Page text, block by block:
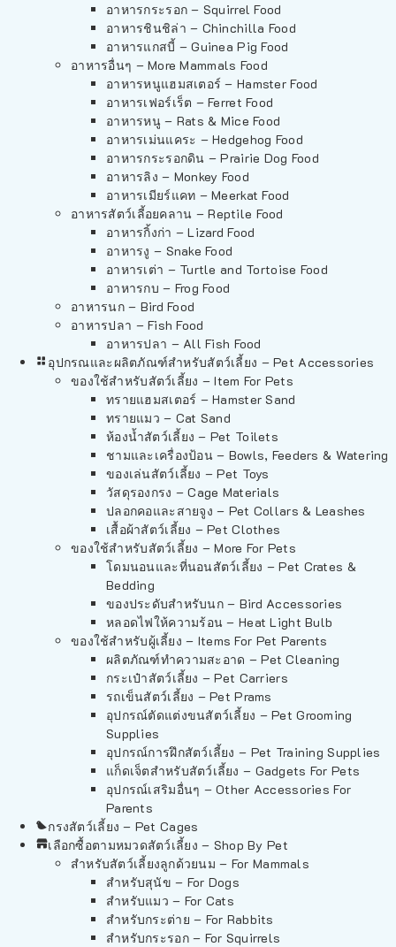
อาหารกระรอก – Squirrel Food
อาหารชินชิล่า – Chinchilla Food
อาหารแกสบี้ – Guinea Pig Food
อาหารอื่นๆ – More Mammals Food
อาหารหนูแฮมสเตอร์ – Hamster Food
อาหารเฟอร์เร็ต – Ferret Food
อาหารหนู – Rats & Mice Food
อาหารเม่นแคระ – Hedgehog Food
อาหารกระรอกดิน – Prairie Dog Food
อาหารลิง – Monkey Food
อาหารเมียร์แคท – Meerkat Food
อาหารสัตว์เลี้อยคลาน – Reptile Food
อาหารกิ้งก่า – Lizard Food
อาหารงู – Snake Food
อาหารเต่า – Turtle and Tortoise Food
อาหารกบ – Frog Food
อาหารนก – Bird Food
อาหารปลา – Fish Food
อาหารปลา – All Fish Food
อุปกรณและผลิตภัณฑ์สำหรับสัตว์เลี้ยง – Pet Accessories
ของใช้สำหรับสัตว์เลี้ยง – Item For Pets
ทรายแฮมสเตอร์ – Hamster Sand
ทรายแมว – Cat Sand
ห้องน้ำสัตว์เลี้ยง – Pet Toilets
ชามและเครื่องป้อน – Bowls, Feeders & Watering
ของเล่นสัตว์เลี้ยง – Pet Toys
วัสดุรองกรง – Cage Materials
ปลอกคอและสายจูง – Pet Collars & Leashes
เสื้อผ้าสัตว์เลี้ยง – Pet Clothes
ของใช้สำหรับสัตว์เลี้ยง – More For Pets
โดมนอนและที่นอนสัตว์เลี้ยง – Pet Crates &
Bedding
ของประดับสำหรับนก – Bird Accessories
หลอดไฟให้ความร้อน – Heat Light Bulb
ของใช้สำหรับผู้เลี้ยง – Items For Pet Parents
ผลิตภัณฑ์ทำความสะอาด – Pet Cleaning
กระเป๋าสัตว์เลี้ยง – Pet Carriers
รถเข็นสัตว์เลี้ยง – Pet Prams
อุปกรณ์ตัดแต่งขนสัตว์เลี้ยง – Pet Grooming
Supplies
อุปกรณ์การฝึกสัตว์เลี้ยง – Pet Training Supplies
แก็ดเจ็ตสำหรับสัตว์เลี้ยง – Gadgets For Pets
อุปกรณ์เสริมอื่นๆ – Other Accessories For
Parents
กรงสัตว์เลี้ยง – Pet Cages
เลือกซื้อตามหมวดสัตว์เลี้ยง – Shop By Pet
สำหรับสัตว์เลี้ยงลูกด้วยนม – For Mammals
สำหรับสุนัข – For Dogs
สำหรับแมว – For Cats
สำหรับกระต่าย – For Rabbits
สำหรับกระรอก – For Squirrels